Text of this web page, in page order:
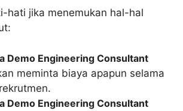
hati jika menemukan hal-hal
Demo Engineering Consultant
meminta biaya apapun selama
Demo Engineering Consultant